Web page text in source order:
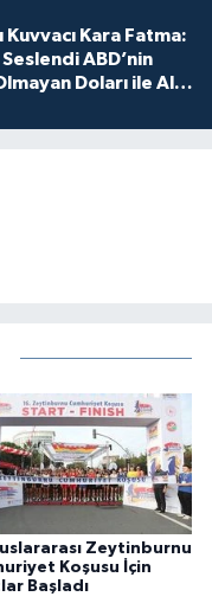
Kuvvacı Kara Fatma:
Seslendi ABD’nin
Doları ile Alış
Zeytinburnu
Koşusu İçin
Başladı